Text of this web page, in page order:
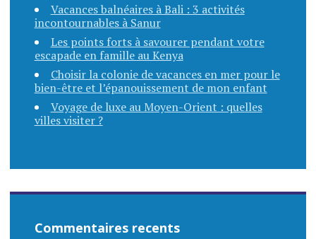
Vacances balnéaires à Bali : 3 activités
incontournables à Sanur
Les points forts à savourer pendant votre
escapade en famille au Kenya
Choisir la colonie de vacances en mer pour le
bien-être et l’épanouissement de mon enfant
Voyage de luxe au Moyen-Orient : quelles
villes visiter ?
Commentaires recents